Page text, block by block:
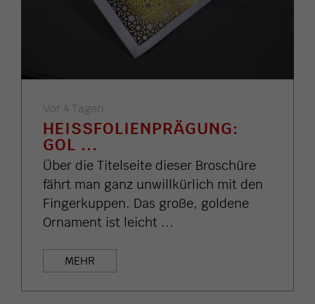
Vor 4 Tagen
HEISSFOLIENPRÄGUNG: G
OL ...
Über die Titelseite dieser Broschüre
fährt man ganz unwillkürlich mit den
Fingerkuppen. Das große, goldene
Ornament ist leicht ...
MEHR